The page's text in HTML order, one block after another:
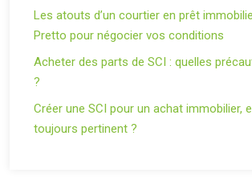
Les atouts d’un courtier en prêt
Pretto pour négocier vos conditions
Acheter des parts de SCI : quelles
?
Créer une SCI pour un achat immobilier,
toujours pertinent ?